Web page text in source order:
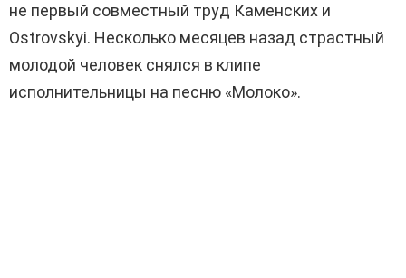
не первый совместный труд Каменских и
Ostrovskyi. Несколько месяцев назад страстный
молодой человек снялся в клипе
исполнительницы на песню «Молоко».